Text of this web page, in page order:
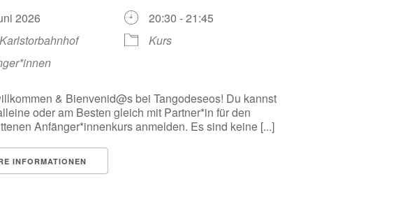
2026
20:30 - 21:45
Kurs
& Bienvenid@s bei Tangodeseos! Du kannst
oder am Besten gleich mit Partner*in für den
Anfänger*innenkurs anmelden. Es sind keine [...]
INFORMATIONEN